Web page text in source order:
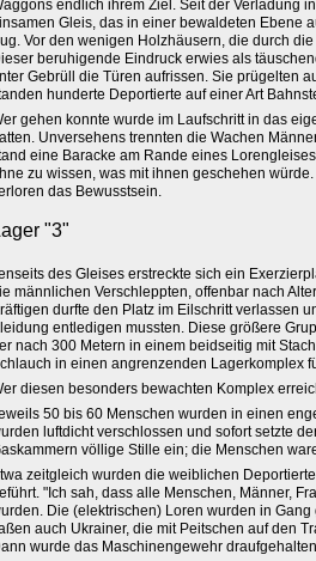
endlich ihrem Ziel. Seit der Verladung
Gleis, das in einer bewaldeten Ebene
Vor den wenigen Holzhäusern, die durch
beruhigende Eindruck erwies als
Gebrüll die Türen aufrissen. Sie prügelten
hunderte Deportierte auf einer Art
gehen konnte wurde im Laufschritt in das
Unversehens trennten die Wachen
eine Baracke am Rande eines
zu wissen, was mit ihnen geschehen
das Bewusstsein.
"3"
des Gleises erstreckte sich ein
männlichen Verschleppten, offenbar nach
durfte den Platz im Eilschritt verlassen
entledigen mussten. Diese größere
nach 300 Metern in einem beidseitig mit
in einen angrenzenden Lagerkomplex
diesen besonders bewachten Komplex
50 bis 60 Menschen wurden in einen
luftdicht verschlossen und sofort setzte
völlige Stille ein; die Menschen
zeitgleich wurden die weiblichen
"Ich sah, dass alle Menschen, Männer,
Die (elektrischen) Loren wurden in
auch Ukrainer, die mit Peitschen auf den
wurde das Maschinengewehr